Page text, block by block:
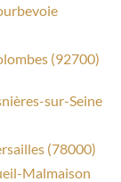
(92700)
sur-Seine
(78000)
Malmaison